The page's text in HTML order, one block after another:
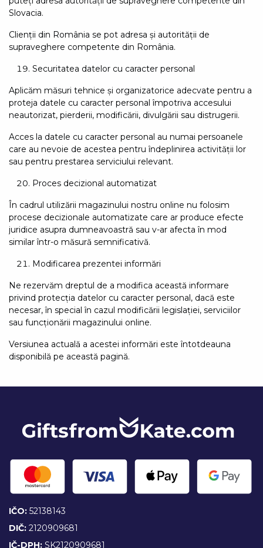
Slovacia.
Clienții din România se pot adresa și autorității de
supraveghere competente din România.
Securitatea datelor cu caracter personal
Aplicăm măsuri tehnice și organizatorice adecvate pentru a
proteja datele cu caracter personal împotriva accesului
neautorizat, pierderii, modificării, divulgării sau distrugerii.
Acces la datele cu caracter personal au numai persoanele
care au nevoie de acestea pentru îndeplinirea activității lor
sau pentru prestarea serviciului relevant.
Proces decizional automatizat
În cadrul utilizării magazinului nostru online nu folosim
procese decizionale automatizate care ar produce efecte
juridice asupra dumneavoastră sau v-ar afecta în mod
similar într-o măsură semnificativă.
Modificarea prezentei informări
Ne rezervăm dreptul de a modifica această informare
privind protecția datelor cu caracter personal, dacă este
necesar, în special în cazul modificării legislației, serviciilor
sau funcționării magazinului online.
Versiunea actuală a acestei informări este întotdeauna
disponibilă pe această pagină.
IČO: 52138143
DIČ: 2120909681
IČ-DPH: SK2120909681